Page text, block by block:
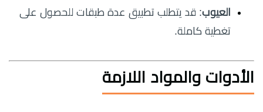
العيوب: قد يتطلب تطبيق عدة طبقات للحصول على
تغطية كاملة.
الأدوات والمواد اللازمة